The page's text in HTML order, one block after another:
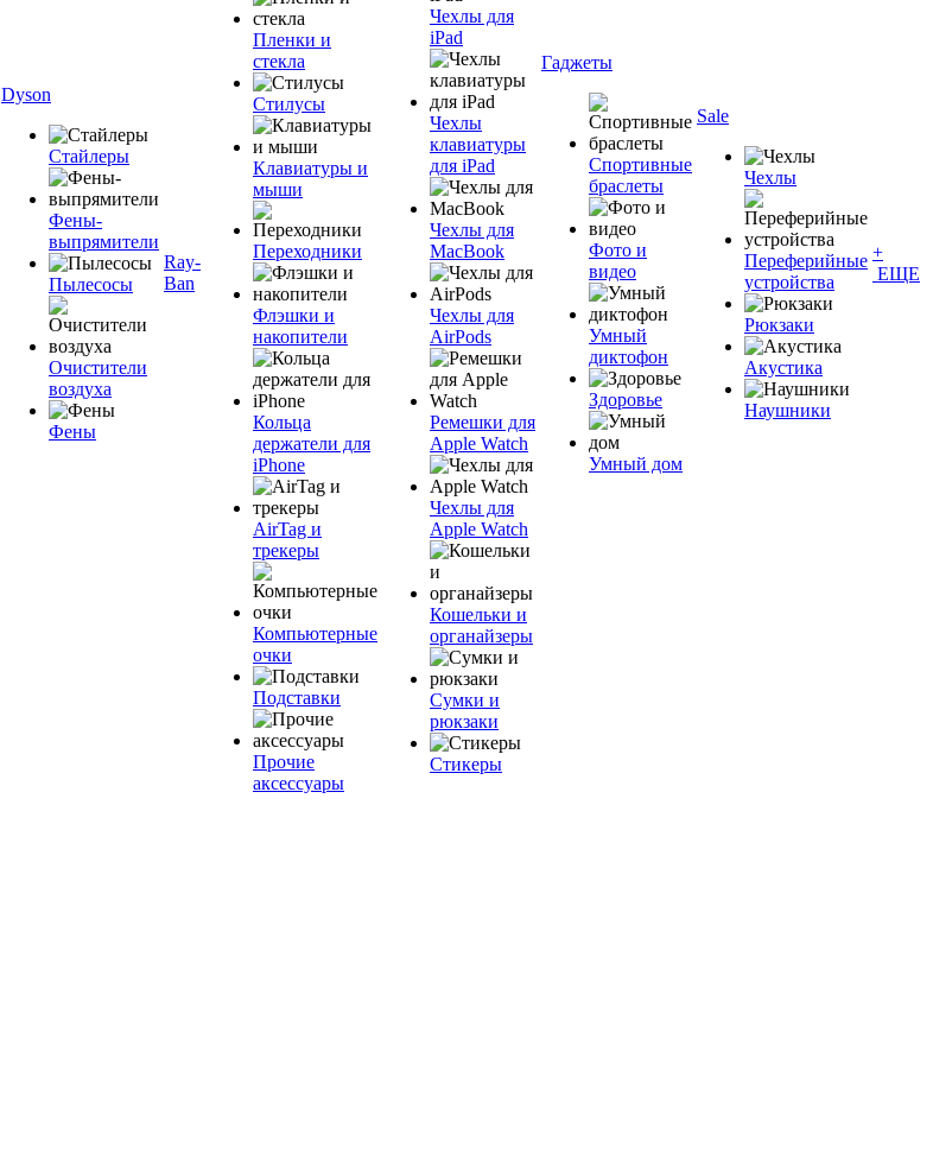
Dyson
Стайлеры
Фены-
выпрямители
Пылесосы
Очистители
воздуха
Фены
Ray-
Ban
Пленки и
стекла
Стилусы
Клавиатуры и
мыши
Переходники
Флэшки и
накопители
Кольца
держатели для
iPhone
AirTag и
трекеры
Компьютерные
очки
Подставки
Прочие
аксессуары
Чехлы для
iPad
Чехлы
клавиатуры
для iPad
Чехлы для
MacBook
Чехлы для
AirPods
Ремешки для
Apple Watch
Чехлы для
Apple Watch
Кошельки и
органайзеры
Сумки и
рюкзаки
Стикеры
Гаджеты
Спортивные
браслеты
Фото и
видео
Умный
диктофон
Здоровье
Умный дом
Sale
Чехлы
Переферийные
устройства
Рюкзаки
Акустика
Наушники
+
ЕЩЕ